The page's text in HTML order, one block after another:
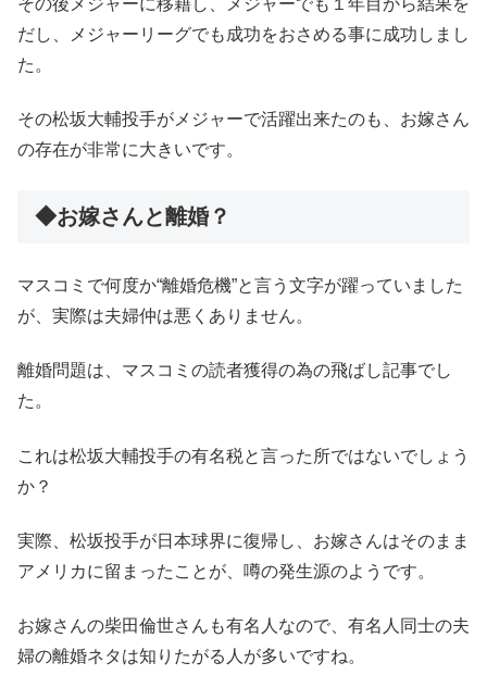
だし、メジャーリーグでも成功をおさめる事に成功しまし
た。
その松坂大輔投手がメジャーで活躍出来たのも、お嫁さん
の存在が非常に大きいです。
◆お嫁さんと離婚？
マスコミで何度か“離婚危機”と言う文字が躍っていました
が、実際は夫婦仲は悪くありません。
離婚問題は、マスコミの読者獲得の為の飛ばし記事でし
た。
これは松坂大輔投手の有名税と言った所ではないでしょう
か？
実際、松坂投手が日本球界に復帰し、お嫁さんはそのまま
アメリカに留まったことが、噂の発生源のようです。
お嫁さんの柴田倫世さんも有名人なので、有名人同士の夫
婦の離婚ネタは知りたがる人が多いですね。